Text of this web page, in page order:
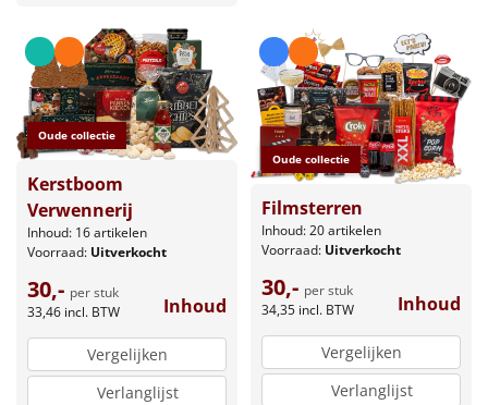
Oude collectie
Kerstboom
Verwennerij
Inhoud: 16 artikelen
Voorraad: Uitverkocht
30,- per stuk
33,46 incl. BTW Inhoud
Vergelijken
Verlanglijst
Oude collectie
Filmsterren
Inhoud: 20 artikelen
Voorraad: Uitverkocht
30,- per stuk
34,35 incl. BTW Inhoud
Vergelijken
Verlanglijst